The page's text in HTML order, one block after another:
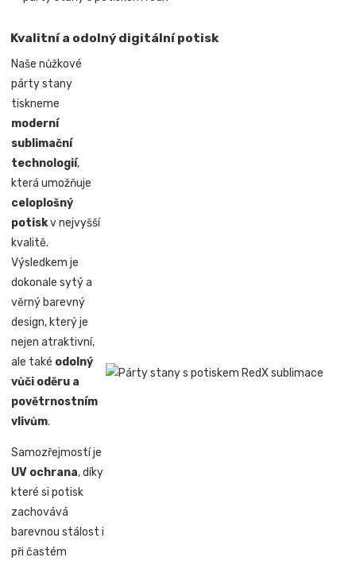
Kvalitní a odolný digitální potisk
Naše nůžkové
párty stany
tiskneme
moderní
sublimační
technologií,
která umožňuje
celoplošný
potiskv nejvyšší
kvalitě.
Výsledkem je
dokonale sytý a
věrný barevný
design, který je
nejen atraktivní,
ale také odolný
vůči oděru a
povětrnostním
vlivům.
Samozřejmostí je
UV ochrana, díky
které si potisk
zachovává
barevnou stálost i
při častém